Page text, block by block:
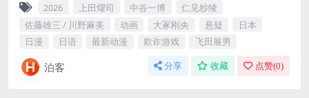
2026 上田燿司 中谷一博
仁见纱绫
佐藤雄三 / 川野麻美
动画 大冢刚央 悬疑
日本
日漫
日语 最新动漫 欺诈游戏 飞田展男
泊客 分享 收藏 点赞(0)